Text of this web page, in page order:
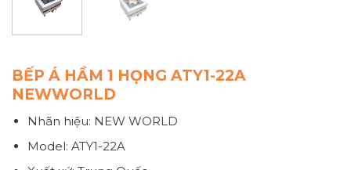
BẾP Á HẦM 1 HỌNG ATY1-22A
NEWWORLD
Nhãn hiệu: NEW WORLD
Model: ATY1-22A